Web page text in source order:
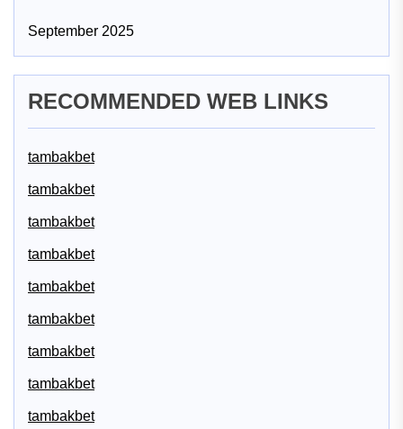
September 2025
RECOMMENDED WEB LINKS
tambakbet
tambakbet
tambakbet
tambakbet
tambakbet
tambakbet
tambakbet
tambakbet
tambakbet